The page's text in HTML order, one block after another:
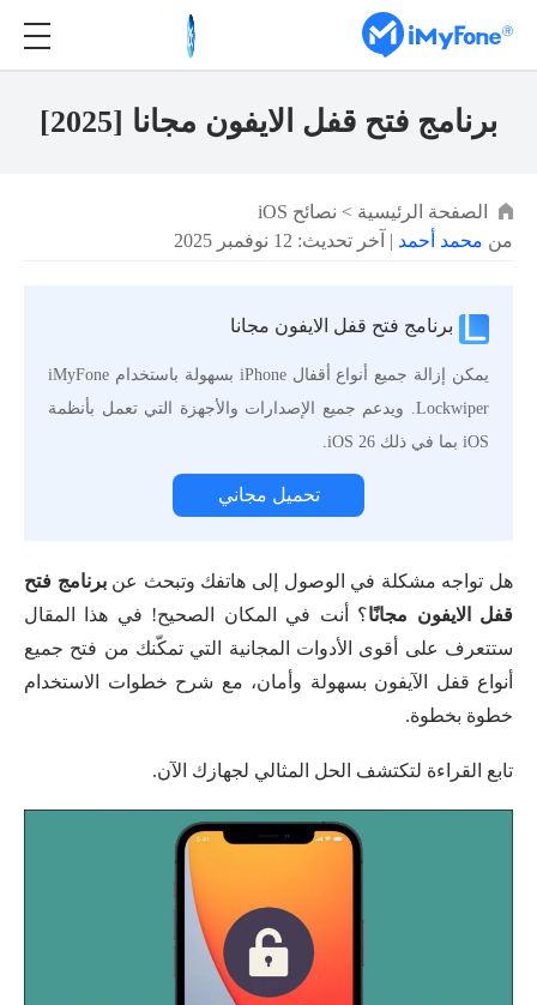
برنامج فتح قفل الايفون مجانا [2025]
الصفحة الرئيسية > نصائح iOS
من محمد أحمد | آخر تحديث: 12 نوفمبر 2025
برنامج فتح قفل الايفون مجانا
يمكن إزالة جميع أنواع أقفال iPhone بسهولة باستخدام iMyFone
Lockwiper. ويدعم جميع الإصدارات والأجهزة التي تعمل بأنظمة
iOS بما في ذلك iOS 26.
تحميل مجاني
هل تواجه مشكلة في الوصول إلى هاتفك وتبحث عنبرنامج فتح
قفل الايفون مجانًا؟ أنت في المكان الصحيح! في هذا المقال
ستتعرف على أقوى الأدوات المجانية التي تمكّنك من فتح جميع
أنواع قفل الآيفون بسهولة وأمان، مع شرح خطوات الاستخدام
خطوة بخطوة.
تابع القراءة لتكتشف الحل المثالي لجهازك الآن.